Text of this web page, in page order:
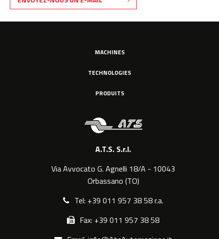
MACHINES
TECHNOLOGIES
PRODUITS
A.T.S. S.r.l.
Via Avvocato G. Agnelli 18/A - 10043
Orbassano (TO)
Tel: +39 011 957 38 58 r.a.
Fax: +39 011 957 38 58